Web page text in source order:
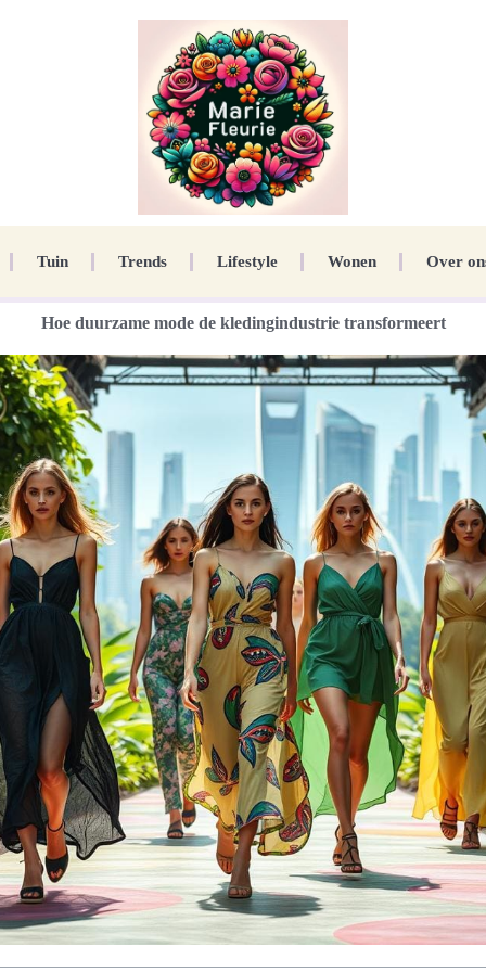
Tuin Trends Lifestyle Wonen Over
Hoe duurzame mode de kledingindustrie transformeert